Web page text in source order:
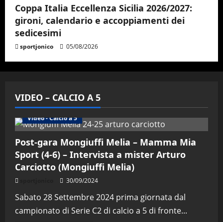
Coppa Italia Eccellenza Sicilia 2026/2027:
gironi, calendario e accoppiamenti dei
sedicesimi
sportjonico 05/08/2026
VIDEO – CALCIO A 5
Video - Calcio a 5
Post-gara Mongiuffi Melia – Mamma Mia
Sport (4-6) – Intervista a mister Arturo
Carciotto (Mongiuffi Melia)
30/09/2024
Sabato 28 Settembre 2024 prima giornata dal
campionato di Serie C2 di calcio a 5 di fronte...